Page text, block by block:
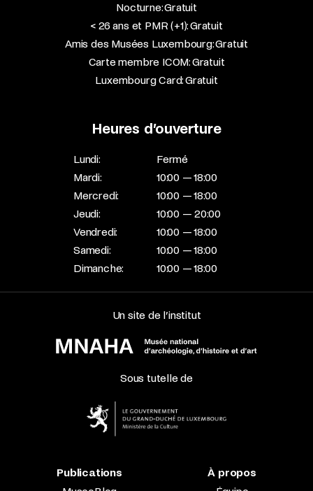
Nocturne: Gratuit
< 26 ans et PMR (+1): Gratuit
Amis des Musées Luxembourg: Gratuit
Carte membre ICOM: Gratuit
Luxembourg Card: Gratuit
Heures d’ouverture
Lundi:
Fermé
Mardi:
10:00 — 18:00
Mercredi:
10:00 — 18:00
Jeudi:
10:00 — 20:00
Vendredi:
10:00 — 18:00
Samedi:
10:00 — 18:00
Dimanche:
10:00 — 18:00
Un site de l’institut
Sous tutelle de
Publications
À propos